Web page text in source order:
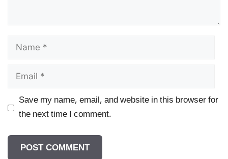
Name
Email
Save my name, email, and website in this browser for
the next time I comment.